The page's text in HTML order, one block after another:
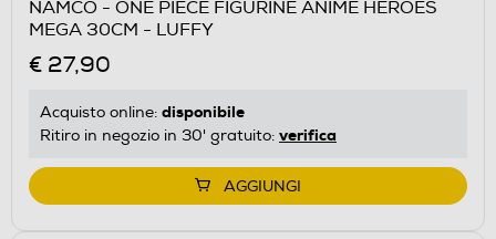
NAMCO - ONE PIECE FIGURINE ANIME HEROES
MEGA 30CM - LUFFY
€ 27,90
Acquisto online: disponibile
Ritiro in negozio in 30' gratuito: verifica
AGGIUNGI